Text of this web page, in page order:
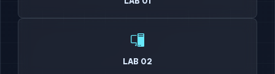
LAB 02